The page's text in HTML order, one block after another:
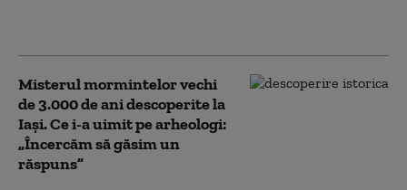
Misterul mormintelor vechi
de 3.000 de ani descoperite la
Iași. Ce i-a uimit pe arheologi:
„Încercăm să găsim un
răspuns”